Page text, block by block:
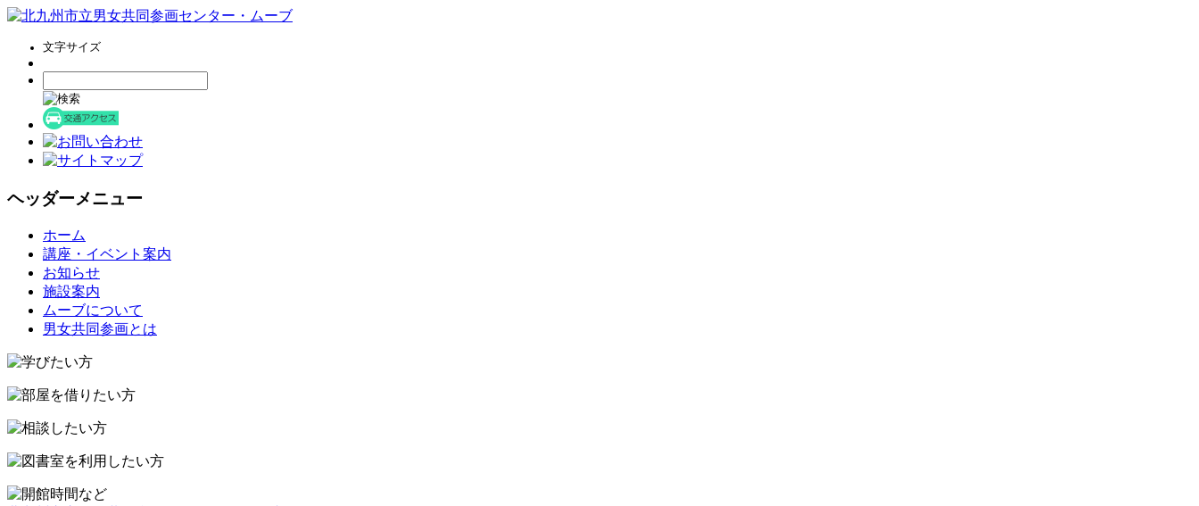
文字サイズ
ヘッダーメニュー
キ
ッ
プ
ホーム
講座・イベント案内
お知らせ
施設案内
ムーブについて
男女共同参画とは